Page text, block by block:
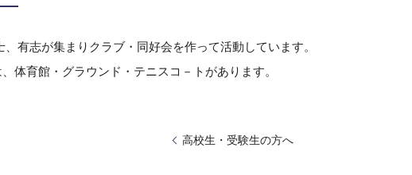
、有志が集まりクラブ・同好会を作って活動しています。
体育館・グラウンド・テニスコ－トがあります。
高校生・受験生の方へ